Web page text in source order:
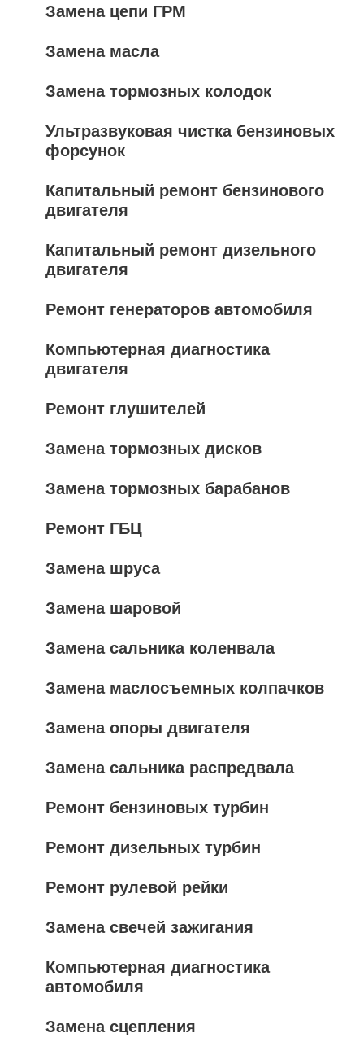
Замена цепи ГРМ
Замена масла
Замена тормозных колодок
Ультразвуковая чистка бензиновых
форсунок
Капитальный ремонт бензинового
двигателя
Капитальный ремонт дизельного
двигателя
Ремонт генераторов автомобиля
Компьютерная диагностика
двигателя
Ремонт глушителей
Замена тормозных дисков
Замена тормозных барабанов
Ремонт ГБЦ
Замена шруса
Замена шаровой
Замена сальника коленвала
Замена маслосъемных колпачков
Замена опоры двигателя
Замена сальника распредвала
Ремонт бензиновых турбин
Ремонт дизельных турбин
Ремонт рулевой рейки
Замена свечей зажигания
Компьютерная диагностика
автомобиля
Замена сцепления